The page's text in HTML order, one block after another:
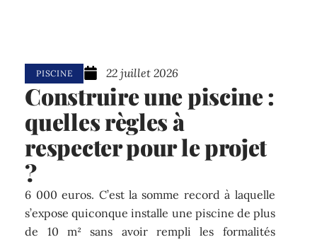
PISCINE 22 juillet 2026
Construire une piscine :
quelles règles à
respecter pour le projet
?
6 000 euros. C’est la somme record à laquelle
s’expose quiconque installe une piscine de plus
de 10 m² sans avoir rempli les formalités